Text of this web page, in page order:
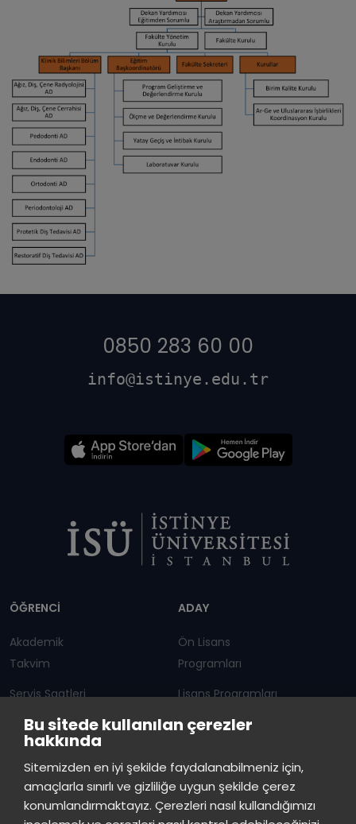
Bu sitede kullanılan çerezler
hakkında
Sitemizden en iyi şekilde faydalanabilmeniz için,
amaçlarla sınırlı ve gizliliğe uygun şekilde çerez
konumlandırmaktayız. Çerezleri nasıl kullandığımızı
0850 283 60 00
info@istinye.edu.tr
ÖĞRENCİ
Akademik
Takvim
Servis Saatleri
Duyurular
ADAY
Ön Lisans
Programları
Lisans Programları
Lisansüstü
İSTİNYE
çevrimiçi
İstinye Üniversitesi